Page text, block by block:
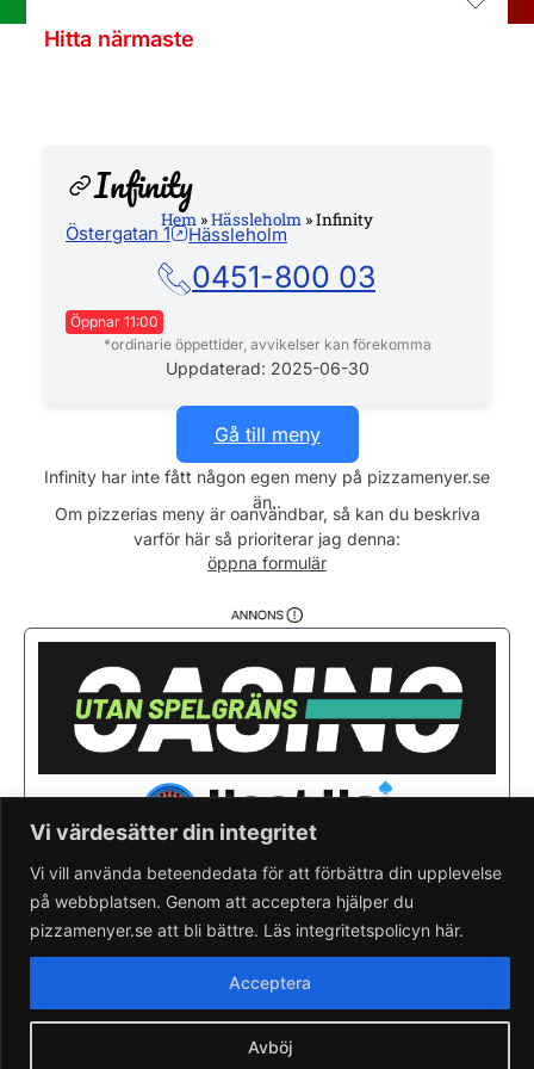
Vi värdesätter din integritet
Vi vill använda beteendedata för att förbättra din upplevelse
på webbplatsen. Genom att acceptera hjälper du
pizzamenyer.se att bli bättre. Läs integritetspolicyn här.
Avböj
Acceptera
Hitta närmaste
Infinity
Hem »Hässleholm »Infinity
Östergatan 1 Hässleholm
0451-800 03
Öppnar 11:00
Måndag
11:00 - 22:00
Onsdag
11:00 - 22:00
Torsdag
11:00 - 22:00
Fredag
11:00 - 22:00
Lördag
11:00 - 22:00
Söndag
12:00 - 22:00
*ordinarie öppettider, avvikelser kan förekomma
Uppdaterad: 2025-06-30
Gå till meny
Infinity har inte fått någon egen meny på pizzamenyer.se
än..
Om pizzerias meny är oanvändbar, så kan du beskriva
varför här så prioriterar jag denna:
öppna formulär
Saknar du din pizzeria?Lägg till pizzeria.
Skapa gratis pizzeria-hemsida
Läs om pizzamenyer.se
Artiklar & nyheter
Rensa cookieval